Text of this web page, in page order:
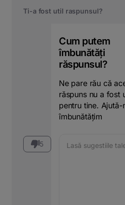
Ti-a fost util raspunsul?
5
Cum putem
îmbunătăți
răspunsul?
Ne pare rău că
răspuns nu a fost
pentru tine. Ajută-
îmbunătățim